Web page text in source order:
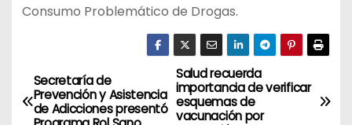
Consumo Problemático de Drogas.
N
a
Salud recuerda
importancia de verificar
esquemas de
vacunación por
Secretaría de
Prevención y Asistencia
de Adicciones presentó